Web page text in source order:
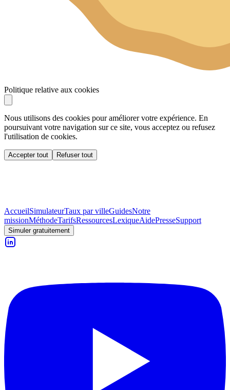
Politique relative aux cookies
Nous utilisons des cookies pour améliorer votre expérience. En
poursuivant votre navigation sur ce site, vous acceptez ou refusez
l'utilisation de cookies.
Accepter tout Refuser tout
AccueilSimulateurTaux par villeGuidesNotre
missionMéthodeTarifsRessourcesLexiqueAidePresseSupport
Simuler gratuitement